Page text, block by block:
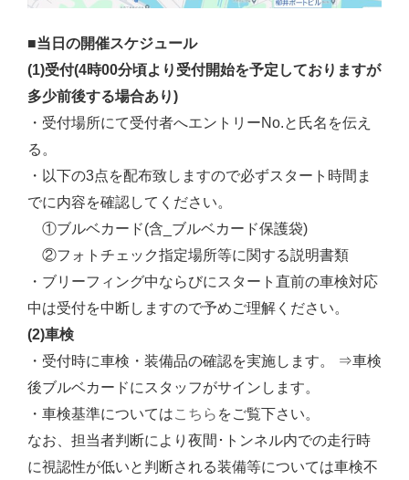
■当日の開催スケジュール
(1)受付(4時00分頃より受付開始を予定しておりますが
多少前後する場合あり)
・受付場所にて受付者へエントリーNo.と氏名を伝え
る。
・以下の3点を配布致しますので必ずスタート時間ま
でに内容を確認してください。
①ブルベカード(含_ブルベカード保護袋)
②フォトチェック指定場所等に関する説明書類
・ブリーフィング中ならびにスタート直前の車検対応
中は受付を中断しますので予めご理解ください。
(2)車検
・受付時に車検・装備品の確認を実施します。 ⇒車検
後ブルベカードにスタッフがサインします。
・車検基準については こちら をご覧下さい。
なお、担当者判断により夜間･トンネル内での走行時
に視認性が低いと判断される装備等については車検不